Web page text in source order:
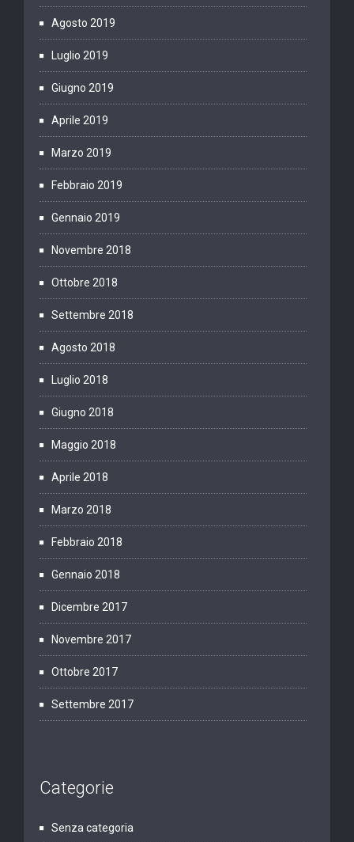
Agosto 2019
Luglio 2019
Giugno 2019
Aprile 2019
Marzo 2019
Febbraio 2019
Gennaio 2019
Novembre 2018
Ottobre 2018
Settembre 2018
Agosto 2018
Luglio 2018
Giugno 2018
Maggio 2018
Aprile 2018
Marzo 2018
Febbraio 2018
Gennaio 2018
Dicembre 2017
Novembre 2017
Ottobre 2017
Settembre 2017
Categorie
Senza categoria